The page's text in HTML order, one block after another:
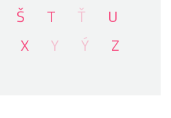
Š T Ť
U
X Y Ý
Z